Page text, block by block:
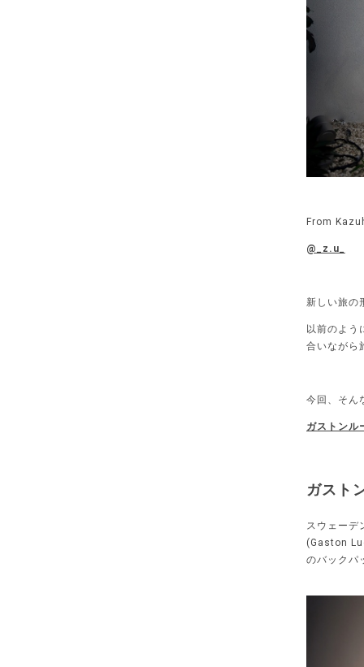
From
@_z.u_
新しい旅の
以前のよう
合いながら
今回、そん
ガストン
ガスト
スウェーデ
(Gaston
のバックパ